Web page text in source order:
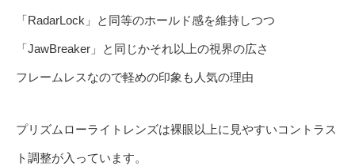
「RadarLock」と同等のホールド感を維持しつつ
「JawBreaker」と同じかそれ以上の視界の広さ
フレームレスなので軽めの印象も人気の理由
プリズムローライトレンズは裸眼以上に見やすいコントラス
ト調整が入っています。